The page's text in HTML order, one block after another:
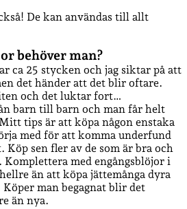
De kan användas till allt
behöver man?
ca 25 stycken och jag siktar på att
det händer att det blir oftare.
och det luktar fort…
barn till barn och man får helt
tips är att köpa någon enstaka
med för att komma underfund
Köp sen fler av de som är bra och
Komplettera med engångsblöjor i
än att köpa jättemånga dyra
man begagnat blir det
än nya.